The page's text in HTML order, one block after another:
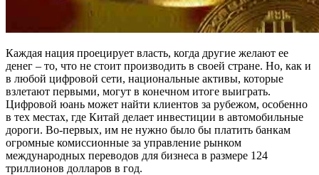
Каждая нация проецирует власть, когда другие желают ее
денег – то, что не стоит производить в своей стране. Но, как и
в любой цифровой сети, национальные активы, которые
взлетают первыми, могут в конечном итоге выиграть.
Цифровой юань может найти клиентов за рубежом, особенно
в тех местах, где Китай делает инвестиции в автомобильные
дороги. Во-первых, им не нужно было бы платить банкам
огромные комиссионные за управление рынком
международных переводов для бизнеса в размере 124
триллионов долларов в год.